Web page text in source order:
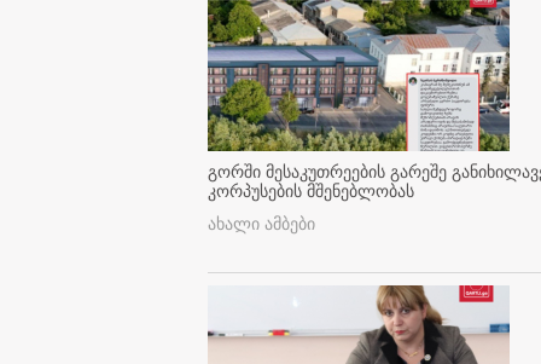
გორში მესაკუთრეების გარეშე
კორპუსების მშენებლობას
ახალი ამბები